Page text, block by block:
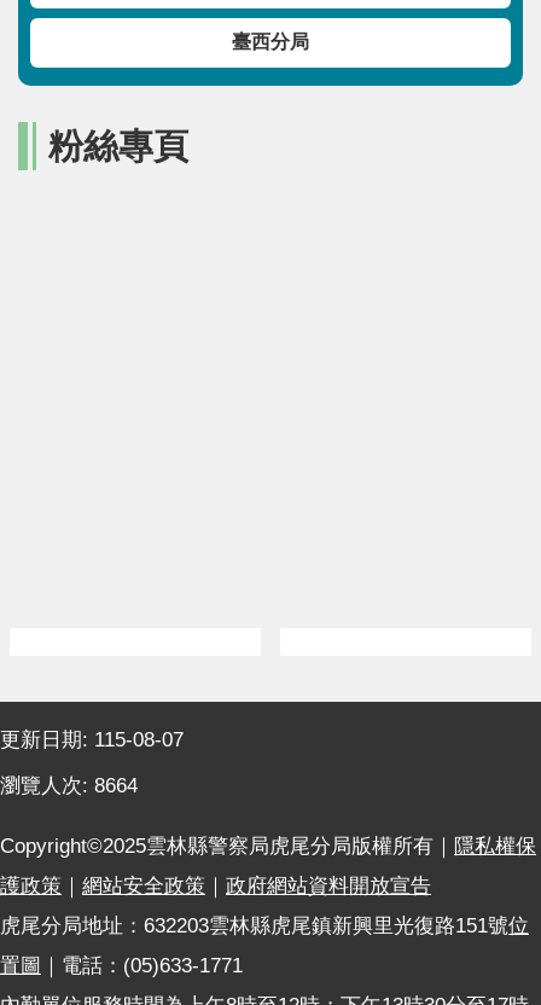
臺西分局
粉絲專頁
更新日期: 115-08-07
瀏覽人次: 8664
Copyright©2025雲林縣警察局虎尾分局版權所有｜ 隱私權保
護政策 ｜ 網站安全政策 ｜ 政府網站資料開放宣告
虎尾分局地址：632203雲林縣虎尾鎮新興里光復路151號位
置圖 ｜電話：(05)633-1771